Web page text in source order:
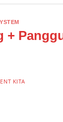
KITA